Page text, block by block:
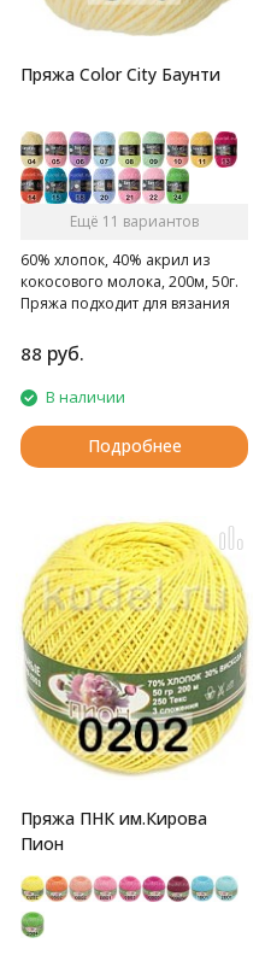
Пряжа Color City Баунти
Ещё 11 вариантов
60% хлопок, 40% акрил из
кокосового молока, 200м, 50г.
Пряжа подходит для вязания
вязальной машине.
88 руб.
В наличии
Подробнее
Пряжа ПНК им.Кирова
Пион